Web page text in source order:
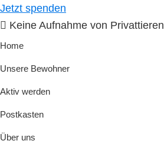
Skip
to
primary
Skip
to
main
Jetzt spenden
Keine Aufnahme von Privattieren
Home
Unsere Bewohner
Aktiv werden
Postkasten
Über uns